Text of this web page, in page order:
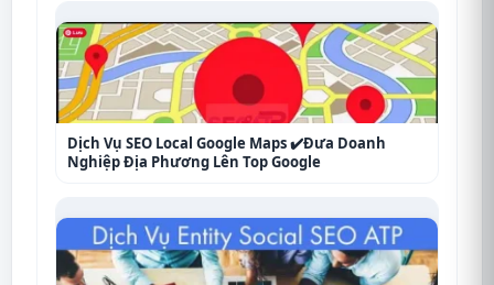
Dịch Vụ SEO Local Google Maps ✔️Đưa Doanh
Nghiệp Địa Phương Lên Top Google